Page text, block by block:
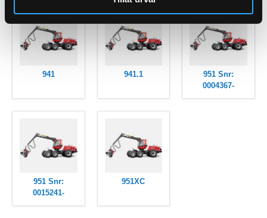
941 941.1
951 Snr:
0004367-
951 Snr:
0015241-
951XC